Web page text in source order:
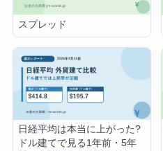
スプレッド
日経平均は本当に上がった?
ドル建てで見る1年前・5年